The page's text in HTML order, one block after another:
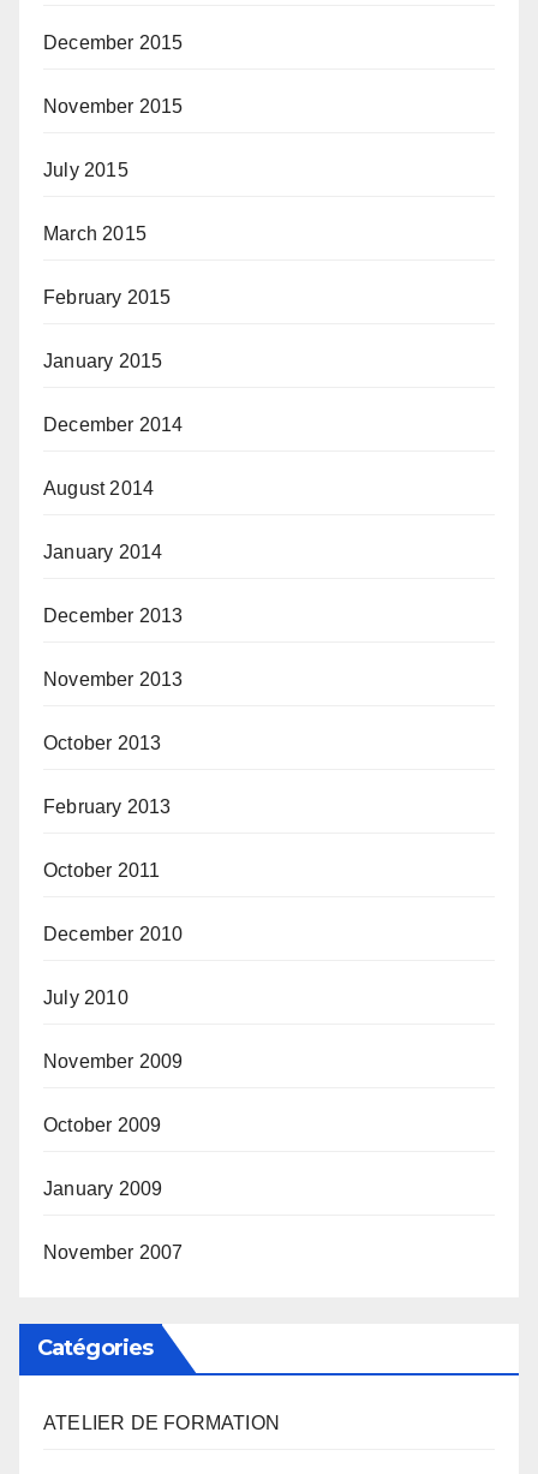
December 2015
November 2015
July 2015
March 2015
February 2015
January 2015
December 2014
August 2014
January 2014
December 2013
November 2013
October 2013
February 2013
October 2011
December 2010
July 2010
November 2009
October 2009
January 2009
November 2007
Catégories
ATELIER DE FORMATION